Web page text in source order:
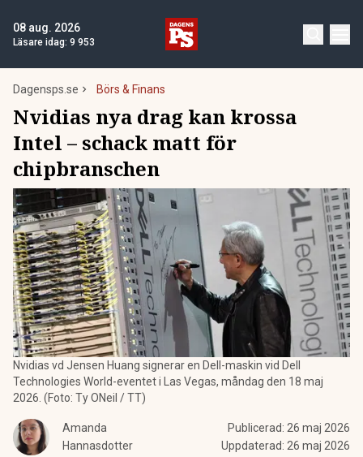
08 aug. 2026
Läsare idag: 9 953
Dagensps.se Börs & Finans
Nvidias nya drag kan krossa
Intel – schack matt för
chipbranschen
Nvidias vd Jensen Huang signerar en Dell-maskin vid Dell
Technologies World-eventet i Las Vegas, måndag den 18 maj
2026. (Foto: Ty ONeil / TT)
Amanda
Hannasdotter
Publicerad: 26 maj 2026
Uppdaterad: 26 maj 2026